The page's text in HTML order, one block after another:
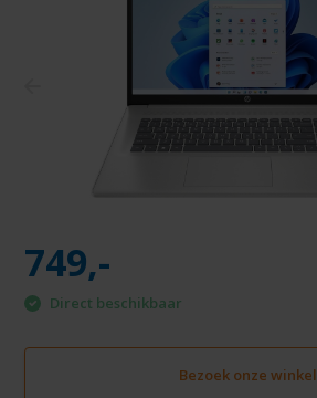
749,-
Direct beschikbaar
Bezoek onze winkel